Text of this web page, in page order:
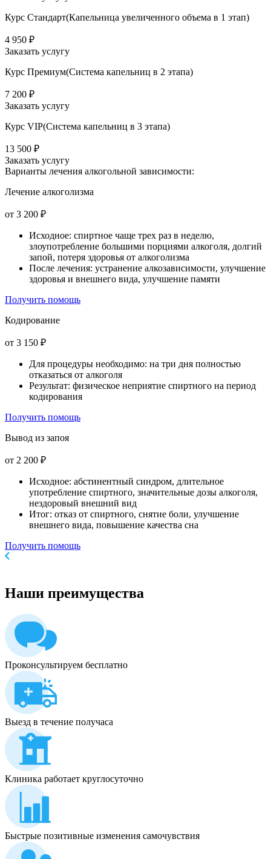
Курс Стандарт(Капельница увеличенного объема в 1 этап)
4 950 ₽
Заказать услугу
Курс Премиум(Система капельниц в 2 этапа)
7 200 ₽
Заказать услугу
Курс VIP(Система капельниц в 3 этапа)
13 500 ₽
Заказать услугу
Варианты лечения алкогольной зависимости:
Лечение алкоголизма
от 3 200 ₽
Исходное: спиртное чаще трех раз в неделю,
злоупотребление большими порциями алкоголя, долгий
запой, потеря здоровья от алкоголизма
После лечения: устранение алкозависимости, улучшение
здоровья и внешнего вида, улучшение памяти
Получить помощь
Кодирование
от 3 150 ₽
Для процедуры необходимо: на три дня полностью
отказаться от алкоголя
Результат: физическое неприятие спиртного на период
кодирования
Получить помощь
Вывод из запоя
от 2 200 ₽
Исходное: абстинентный синдром, длительное
употребление спиртного, значительные дозы алкоголя,
нездоровый внешний вид
Итог: отказ от спиртного, снятие боли, улучшение
внешнего вида, повышение качества сна
Получить помощь
Наши преимущества
Проконсультируем бесплатно
Выезд в течение получаса
Клиника работает круглосуточно
Быстрые позитивные изменения самочувствия